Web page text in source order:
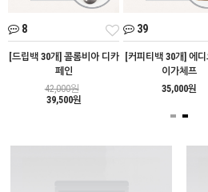
8
[드립백 30개] 콜롬비아 디카
페인
42,000원
39,500원
39
[커피티백 30개] 에
이가체프
35,000원